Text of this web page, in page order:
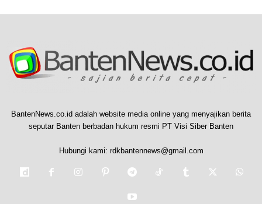
BantenNews.co.id adalah website media online yang menyajikan berita
seputar Banten berbadan hukum resmi PT Visi Siber Banten
Hubungi kami: rdkbantennews@gmail.com